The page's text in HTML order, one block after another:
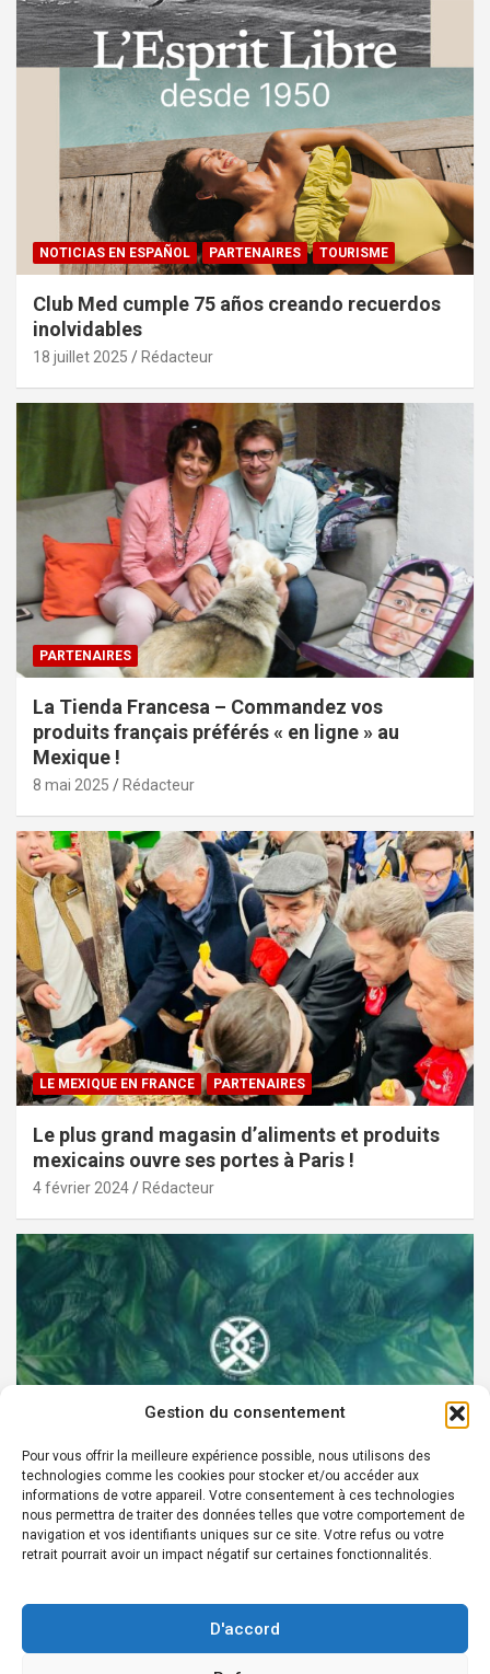
Gestion du consentement
Pour vous offrir la meilleure expérience possible, nous utilisons des
technologies comme les cookies pour stocker et/ou accéder aux
informations de votre appareil. Votre consentement à ces technologies
nous permettra de traiter des données telles que votre comportement de
navigation et vos identifiants uniques sur ce site. Votre refus ou votre
retrait pourrait avoir un impact négatif sur certaines fonctionnalités.
D'accord
NOTICIAS EN ESPAÑOL PARTENAIRES TOURISME
Club Med cumple 75 años creando recuerdos
inolvidables
18 juillet 2025 Rédacteur
PARTENAIRES
La Tienda Francesa – Commandez vos
produits français préférés « en ligne » au
Mexique !
8 mai 2025 Rédacteur
LE MEXIQUE EN FRANCE PARTENAIRES
Le plus grand magasin d’aliments et produits
mexicains ouvre ses portes à Paris !
4 février 2024 Rédacteur
PARTENAIRES
Devenez Ambassadeur XOCHI BOTANICALS –
« El espíritu francés con corazón de México! »